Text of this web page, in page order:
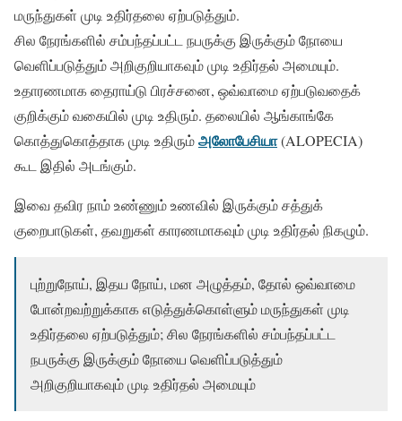
மருந்துகள் முடி உதிர்தலை ஏற்படுத்தும்.
சில நேரங்களில் சம்பந்தப்பட்ட நபருக்கு இருக்கும் நோயை
வெளிப்படுத்தும் அறிகுறியாகவும் முடி உதிர்தல் அமையும்.
உதாரணமாக தைராய்டு பிரச்சனை, ஒவ்வாமை ஏற்படுவதைக்
குறிக்கும் வகையில் முடி உதிரும். தலையில் ஆங்காங்கே
கொத்துகொத்தாக முடி உதிரும்அலோபேசியா(ALOPECIA)
கூட இதில் அடங்கும்.
இவை தவிர நாம் உண்ணும் உணவில் இருக்கும் சத்துக்
குறைபாடுகள், தவறுகள் காரணமாகவும் முடி உதிர்தல் நிகழும்.
புற்றுநோய், இதய நோய், மன அழுத்தம், தோல் ஒவ்வாமை
போன்றவற்றுக்காக எடுத்துக்கொள்ளும் மருந்துகள் முடி
உதிர்தலை ஏற்படுத்தும்; சில நேரங்களில் சம்பந்தப்பட்ட
நபருக்கு இருக்கும் நோயை வெளிப்படுத்தும்
அறிகுறியாகவும் முடி உதிர்தல் அமையும்